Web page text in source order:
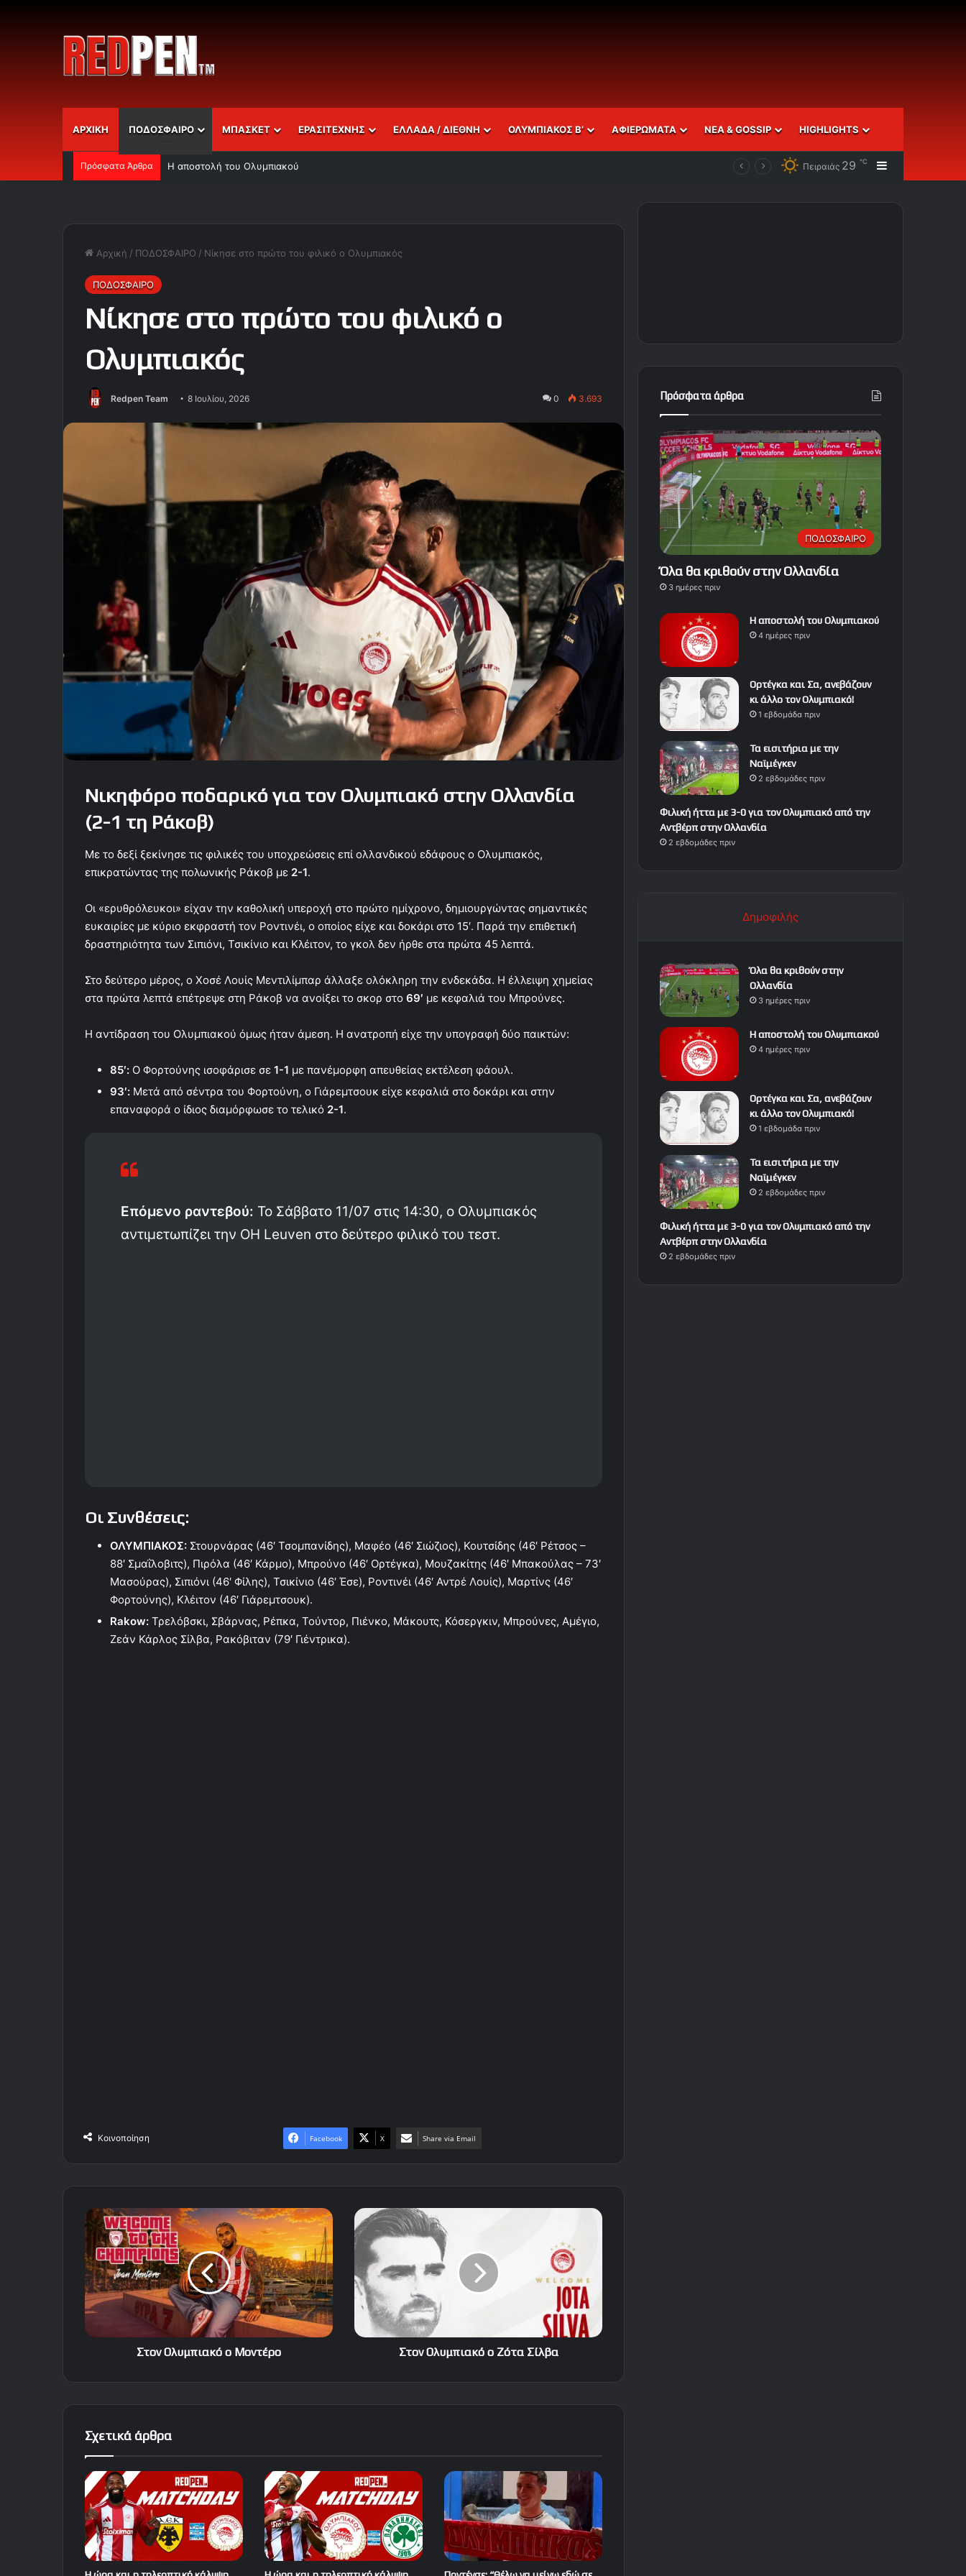
ΑΡΧΙΚΗ ΠΟΔΟΣΦΑΙΡΟ ΜΠΑΣΚΕΤ ΕΡΑΣΙΤΕΧΝΗΣ ΕΛΛΑΔΑ / ΔΙΕΘΝΗ ΟΛΥΜΠΙΑΚΟΣ Β’ ΑΦΙΕΡΩΜΑΤΑ ΝΕΑ & GOSSIP HIGHLIGHTS
Πρόσφατα Άρθρα Η αποστολή του Ολυμπιακού Πειραιάς 29 ℃ Sidebar
Αρχική / ΠΟΔΟΣΦΑΙΡΟ / Νίκησε στο πρώτο του φιλικό ο Ολυμπιακός
ΠΟΔΟΣΦΑΙΡΟ
Νίκησε στο πρώτο του φιλικό ο
Ολυμπιακός
Redpen Team 8 Ιουλίου, 2026 0 3.693
Νικηφόρο ποδαρικό για τον Ολυμπιακό στην Ολλανδία
(2-1 τη Ράκοβ)
Με το δεξί ξεκίνησε τις φιλικές του υποχρεώσεις επί ολλανδικού εδάφους ο Ολυμπιακός,
επικρατώντας της πολωνικής Ράκοβ με 2-1.
Οι «ερυθρόλευκοι» είχαν την καθολική υπεροχή στο πρώτο ημίχρονο, δημιουργώντας σημαντικές
ευκαιρίες με κύριο εκφραστή τον Ροντινέι, ο οποίος είχε και δοκάρι στο 15′. Παρά την επιθετική
δραστηριότητα των Σιπιόνι, Τσικίνιο και Κλέιτον, το γκολ δεν ήρθε στα πρώτα 45 λεπτά.
Στο δεύτερο μέρος, ο Χοσέ Λουίς Μεντιλίμπαρ άλλαξε ολόκληρη την ενδεκάδα. Η έλλειψη χημείας
στα πρώτα λεπτά επέτρεψε στη Ράκοβ να ανοίξει το σκορ στο 69′ με κεφαλιά του Μπρούνες.
Η αντίδραση του Ολυμπιακού όμως ήταν άμεση. Η ανατροπή είχε την υπογραφή δύο παικτών:
85′: Ο Φορτούνης ισοφάρισε σε 1-1 με πανέμορφη απευθείας εκτέλεση φάουλ.
93′: Μετά από σέντρα του Φορτούνη, ο Γιάρεμτσουκ είχε κεφαλιά στο δοκάρι και στην
επαναφορά ο ίδιος διαμόρφωσε το τελικό 2-1.
Επόμενο ραντεβού: Το Σάββατο 11/07 στις 14:30, ο Ολυμπιακός
αντιμετωπίζει την OH Leuven στο δεύτερο φιλικό του τεστ.
Οι Συνθέσεις:
ΟΛΥΜΠΙΑΚΟΣ: Στουρνάρας (46′ Τσομπανίδης), Μαφέο (46′ Σιώζιος), Κουτσίδης (46′ Ρέτσος –
88′ Σμαΐλοβιτς), Πιρόλα (46′ Κάρμο), Μπρούνο (46′ Ορτέγκα), Μουζακίτης (46′ Μπακούλας – 73′
Μασούρας), Σιπιόνι (46′ Φίλης), Τσικίνιο (46′ Έσε), Ροντινέι (46′ Αντρέ Λουίς), Μαρτίνς (46′
Φορτούνης), Κλέιτον (46′ Γιάρεμτσουκ).
Rakow: Τρελόβσκι, Σβάρνας, Ρέπκα, Τούντορ, Πιένκο, Μάκουτς, Κόσεργκιν, Μπρούνες, Αμέγιο,
Ζεάν Κάρλος Σίλβα, Ρακόβιταν (79′ Γιέντρικα).
Κοινοποίηση Facebook X Share via Email
Στον
Ολυμπιακό
Μοντέρο
Στον Ολυμπιακό ο Μοντέρο
Στον
Ολυμπιακό
ο
Ζότα
Σίλβα
Στον Ολυμπιακό ο Ζότα Σίλβα
Σχετικά άρθρα
Πρόσφατα άρθρα
ΠΟΔΟΣΦΑΙΡΟ
Όλα θα κριθούν στην Ολλανδία
3 ημέρες πριν
Η αποστολή του Ολυμπιακού
4 ημέρες πριν
Ορτέγκα και Σα, ανεβάζουν
κι άλλο τον Ολυμπιακό!
1 εβδομάδα πριν
Τα εισιτήρια με την
Ναϊμέγκεν
2 εβδομάδες πριν
Φιλική ήττα με 3-0 για τον Ολυμπιακό από την
Αντβέρπ στην Ολλανδία
2 εβδομάδες πριν
Δημοφιλής
Όλα θα κριθούν στην
Ολλανδία
3 ημέρες πριν
Η αποστολή του Ολυμπιακού
4 ημέρες πριν
Ορτέγκα και Σα, ανεβάζουν
κι άλλο τον Ολυμπιακό!
1 εβδομάδα πριν
Τα εισιτήρια με την
Ναϊμέγκεν
2 εβδομάδες πριν
Φιλική ήττα με 3-0 για τον Ολυμπιακό από την
Αντβέρπ στην Ολλανδία
2 εβδομάδες πριν